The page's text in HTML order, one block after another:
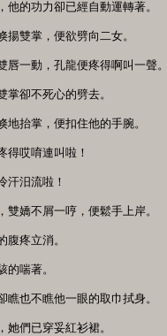
的功力卻已經自動運轉著。
雙掌，便欲劈向二女。
一動，孔龍便疼得啊叫一聲。
卻不死心的劈去。
抬掌，便扣住他的手腕。
哎唷連叫啦！
汨流啦！
嬌不屑一哼，便鬆手上岸。
疼立消。
喘著。
也不瞧他一眼的取巾拭身。
們已穿妥紅衫裙。